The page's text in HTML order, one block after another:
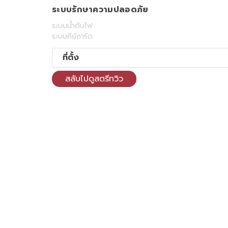
ระบบรักษาความปลอดภัย
ระบบน้ำดับไฟ
ระบบคีย์การ์ด
ที่ตั้ง